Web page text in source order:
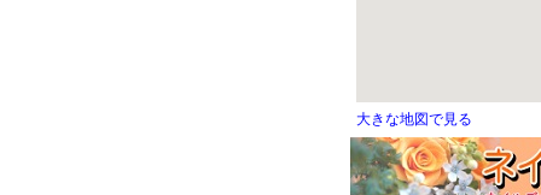
大きな地図で見る